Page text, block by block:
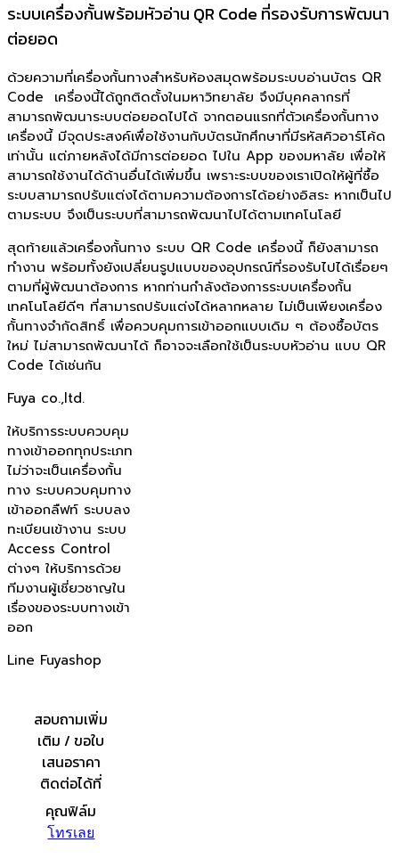
ระบบเครื่องกั้นพร้อมหัวอ่าน QR Code ที่รองรับการพัฒนา
ต่อยอด
ด้วยความที่เครื่องกั้นทางสำหรับห้องสมุดพร้อมระบบอ่านบัตร QR
Code เครื่องนี้ได้ถูกติดตั้งในมหาวิทยาลัย จึงมีบุคคลากรที่
สามารถพัฒนาระบบต่อยอดไปได้ จากตอนแรกที่ตัวเครื่องกั้นทาง
เครื่องนี้ มีจุดประสงค์เพื่อใช้งานกับบัตรนักศึกษาที่มีรหัสคิวอาร์โค้ด
เท่านั้น แต่ภายหลังได้มีการต่อยอด ไปใน App ของมหาลัย เพื่อให้
สามารถใช้งานได้ด้านอื่นได้เพิ่มขึ้น เพราะระบบของเราเปิดให้ผู้ที่ซื้อ
ระบบสามารถปรับแต่งได้ตามความต้องการได้อย่างอิสระ หากเป็นไป
ตามระบบ จึงเป็นระบบที่สามารถพัฒนาไปได้ตามเทคโนโลยี
สุดท้ายแล้วเครื่องกั้นทาง ระบบ QR Code เครื่องนี้ ก็ยังสามารถ
ทำงาน พร้อมทั้งยังเปลี่ยนรูปแบบของอุปกรณ์ที่รองรับไปได้เรื่อยๆ
ตามที่ผู้พัฒนาต้องการ หากท่านกำลังต้องการระบบเครื่องกั้น
เทคโนโลยีดีๆ ที่สามารถปรับแต่งได้หลากหลาย ไม่เป็นเพียงเครื่อง
กั้นทางจำกัดสิทธิ์ เพื่อควบคุมการเข้าออกแบบเดิม ๆ ต้องซื้อบัตร
ใหม่ ไม่สามารถพัฒนาได้ ก็อาจจะเลือกใช้เป็นระบบหัวอ่าน แบบ QR
Code ได้เช่นกัน
Fuya co.,ltd.
ให้บริการระบบควบคุม
ทางเข้าออกทุกประเภท
ไม่ว่าจะเป็นเครื่องกั้น
ทาง ระบบควบคุมทาง
เข้าออกลืฟท์ ระบบลง
ทะเบียนเข้างาน ระบบ
Access Control
ต่างๆ ให้บริการด้วย
ทีมงานผู้เชี่ยวชาญใน
เรื่องของระบบทางเข้า
ออก
Line Fuyashop
สอบถามเพิ่ม
เติม / ขอใบ
เสนอราคา
ติดต่อได้ที่
คุณฟิล์ม
โทรเลย